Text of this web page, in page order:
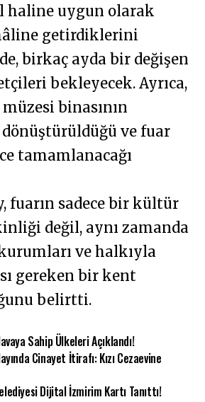
haline uygun olarak
getirdiklerini
birkaç ayda bir değişen
bekleyecek. Ayrıca,
binasının
ve fuar
tamamlanacağı
fuarın sadece bir kültür
değil, aynı zamanda
ve halkıyla
gereken bir kent
belirtti.
Sahip Ülkeleri Açıklandı!
Cinayet İtirafı: Kızı Cezaevine
Dijital İzmirim Kartı Tanıttı!